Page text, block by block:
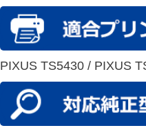
PIXUS TS5430 / PIXUS